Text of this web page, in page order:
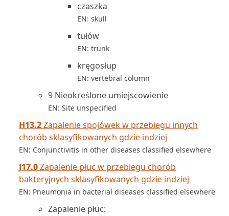
czaszka
EN: skull
tułów
EN: trunk
kręgosłup
EN: vertebral column
9 Nieokreślone umiejscowienie
EN: Site unspecified
H13.2Zapalenie spojówek w przebiegu innych
chorób sklasyfikowanych gdzie indziej
EN: Conjunctivitis in other diseases classified elsewhere
J17.0Zapalenie płuc w przebiegu chorób
bakteryjnych sklasyfikowanych gdzie indziej
EN: Pneumonia in bacterial diseases classified elsewhere
Zapalenie płuc: